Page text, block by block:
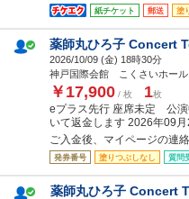
紙チケット 郵送 塗
薬師丸ひろ子 Concert
2026/10/09 (金) 18時30分
神戸国際会館 こくさいホール
￥17,900 / 枚 1枚
eプラス先行 座席未定 公演
いて返金します 2026年09
ご入金後、マイページの連
発券番号 塗りつぶしなし 質問
薬師丸ひろ子 Concert